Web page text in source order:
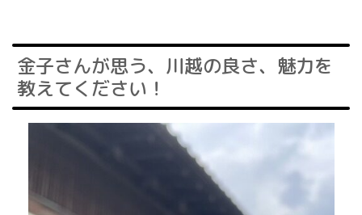
金子さんが思う、川越の良さ、魅力を
教えてください！